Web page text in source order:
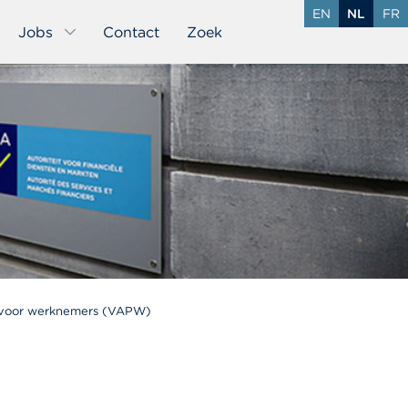
Jobs Contact Zoek
EN NL FR
werknemers (VAPW)